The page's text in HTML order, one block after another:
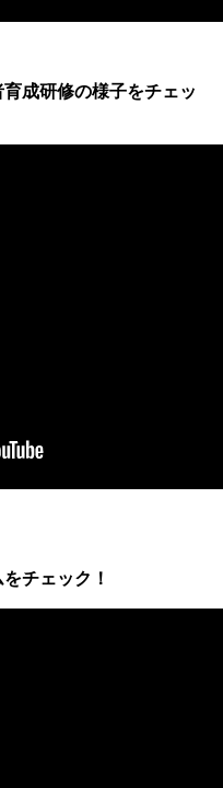
成研修の様子をチェッ
チェック！